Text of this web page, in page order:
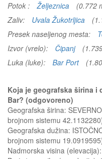
Potok :
Željeznica
(0.772
Zaliv:
Uvala Žukotrljica
Presek naseljenog mesta:
Izvor (vrelo):
Čipanj
Luka (luke):
Bar Port
Koja je geografska širina i
Bar? (odgovoreno)
Geografska širina:
brojnom sistemu
Geografska dužina:
brojnom sistemu
Nadmorska visina (elevacija):